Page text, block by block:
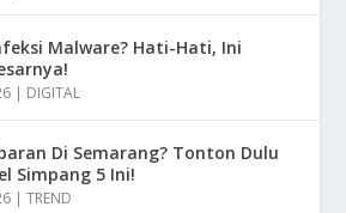
Malware? Hati-Hati, Ini
| DIGITAL
Di Semarang? Tonton Dulu
Simpang 5 Ini!
|TREND